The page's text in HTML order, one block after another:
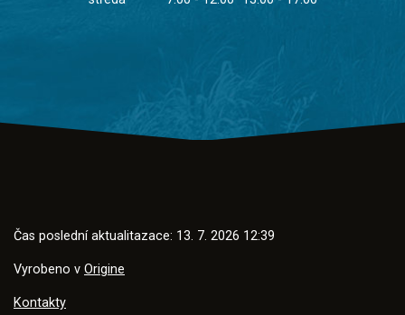
Čas poslední aktualitazace: 13. 7. 2026 12:39
Vyrobeno v Origine
Kontakty